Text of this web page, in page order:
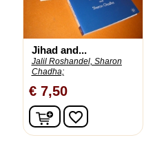
Jihad and...
Jalil Roshandel, Sharon
Chadha;
€ 7,50
In winkelwagen
favorite_border